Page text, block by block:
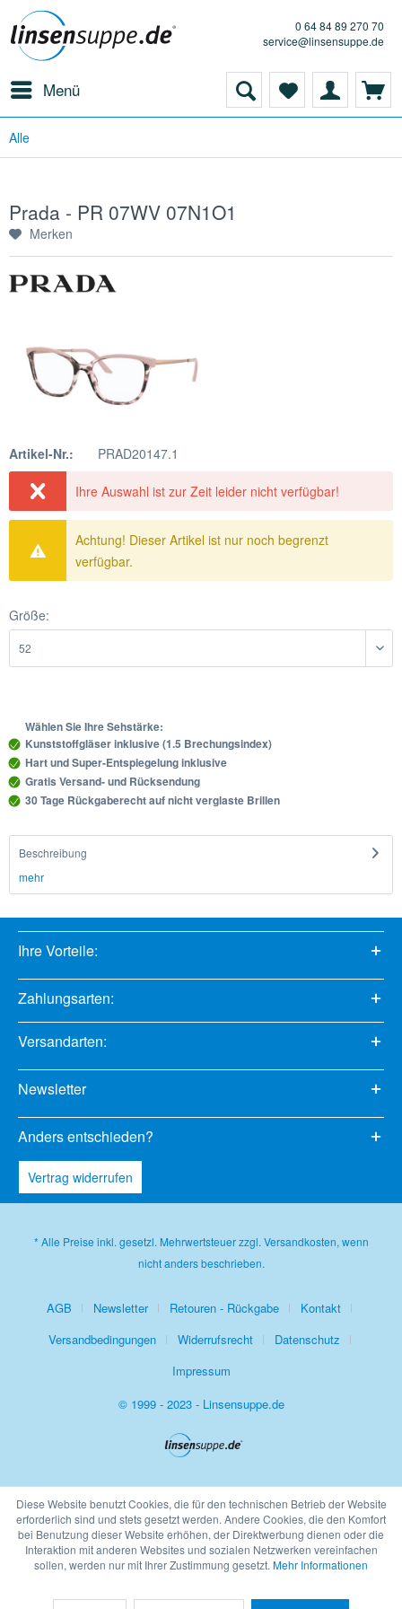
0 64 84 89 270 70
service@linsensuppe.de
Menü
Alle
Prada - PR 07WV 07N1O1
Merken
Artikel-Nr.: PRAD20147.1
Ihre Auswahl ist zur Zeit leider nicht verfügbar!
Achtung! Dieser Artikel ist nur noch begrenzt
verfügbar.
Größe:
Wählen Sie Ihre Sehstärke:
Kunststoffgläser inklusive (1.5 Brechungsindex)
Hart und Super-Entspiegelung inklusive
Gratis Versand- und Rücksendung
30 Tage Rückgaberecht auf nicht verglaste Brillen
Beschreibung
mehr
Ihre Vorteile:
Zahlungsarten:
Versandarten:
Newsletter
Anders entschieden?
Vertrag widerrufen
* Alle Preise inkl. gesetzl. Mehrwertsteuer zzgl. Versandkosten, wenn
nicht anders beschrieben.
AGB Newsletter Retouren - Rückgabe
Kontakt
Versandbedingungen
Widerrufsrecht
Datenschutz
Impressum
© 1999 - 2023 - Linsensuppe.de
Diese Website benutzt Cookies, die für den technischen Betrieb der Website
erforderlich sind und stets gesetzt werden. Andere Cookies, die den Komfort
bei Benutzung dieser Website erhöhen, der Direktwerbung dienen oder die
Interaktion mit anderen Websites und sozialen Netzwerken vereinfachen
sollen, werden nur mit Ihrer Zustimmung gesetzt. Mehr Informationen